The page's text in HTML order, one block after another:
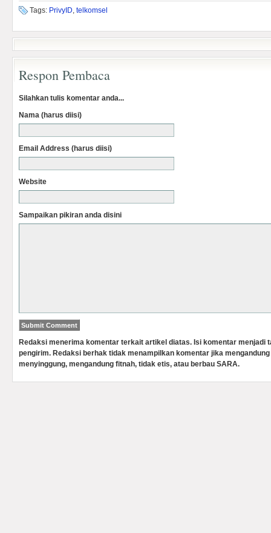
Tags: PrivyID, telkomsel
Respon Pembaca
Silahkan tulis komentar anda...
Nama (harus diisi)
Email Address (harus diisi)
Website
Sampaikan pikiran anda disini
Redaksi menerima komentar terkait artikel diatas. Isi komentar menjadi
pengirim. Redaksi berhak tidak menampilkan komentar jika
menyinggung, mengandung fitnah, tidak etis, atau berbau SARA.